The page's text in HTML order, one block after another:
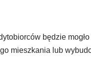
będzie
mieszkania lub